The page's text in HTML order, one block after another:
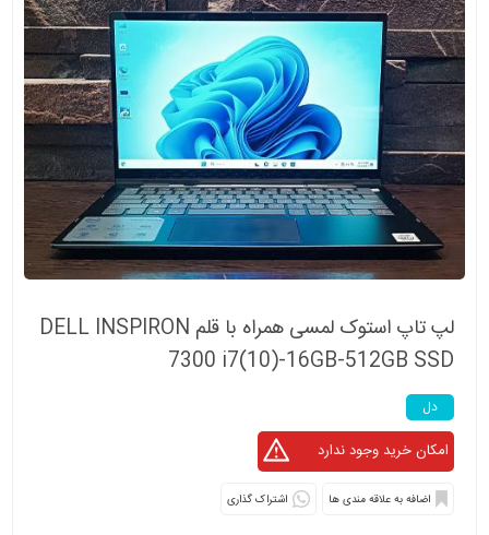
لپ تاپ استوک لمسی همراه با قلم DELL INSPIRON
7300 i7(10)-16GB-512GB SSD
دل
اشتراک گذاری